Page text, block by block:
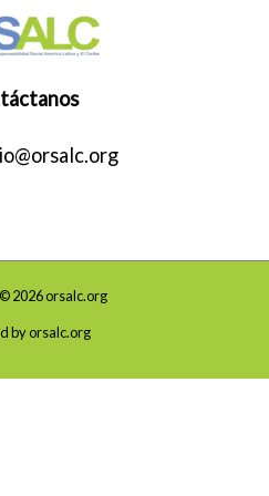
2026 orsalc.org
by orsalc.org